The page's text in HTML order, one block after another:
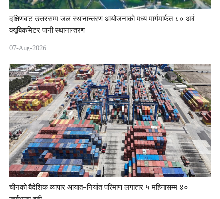
दक्षिणबाट उत्तरसम्म जल स्थानान्तरण आयोजनाको मध्य मार्गमार्फत ८० अर्ब
क्यूबिकमिटर पानी स्थानान्तरण
07-Aug-2026
चीनको बैदेशिक व्यापार आयात–निर्यात परिमाण लगातार ५ महिनासम्म ४०